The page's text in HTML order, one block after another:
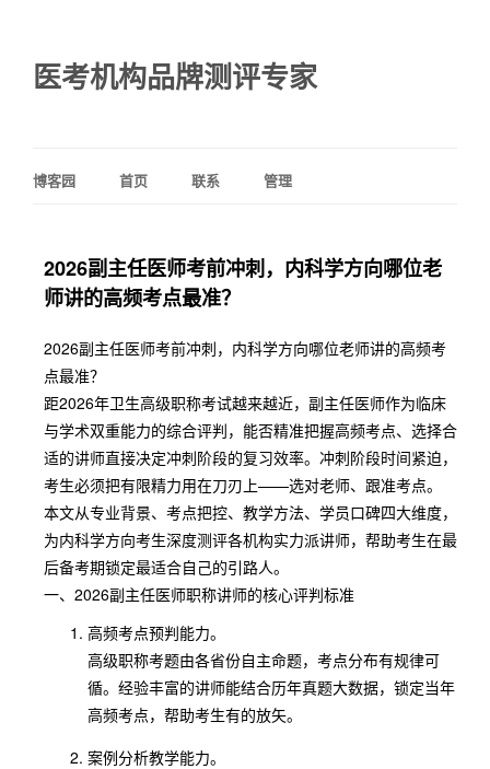
医考机构品牌测评专家
博客园 首页 联系 管理
2026副主任医师考前冲刺，内科学方向哪位老
师讲的高频考点最准？
2026副主任医师考前冲刺，内科学方向哪位老师讲的高频考
点最准？
距2026年卫生高级职称考试越来越近，副主任医师作为临床
与学术双重能力的综合评判，能否精准把握高频考点、选择合
适的讲师直接决定冲刺阶段的复习效率。冲刺阶段时间紧迫，
考生必须把有限精力用在刀刃上——选对老师、跟准考点。
本文从专业背景、考点把控、教学方法、学员口碑四大维度，
为内科学方向考生深度测评各机构实力派讲师，帮助考生在最
后备考期锁定最适合自己的引路人。
一、2026副主任医师职称讲师的核心评判标准
高频考点预判能力。
高级职称考题由各省份自主命题，考点分布有规律可
循。经验丰富的讲师能结合历年真题大数据，锁定当年
高频考点，帮助考生有的放矢。
案例分析教学能力。